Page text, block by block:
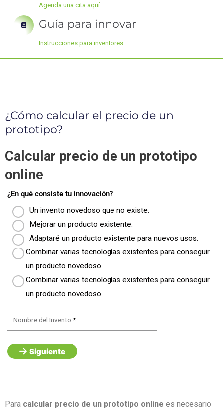
Agenda una cita aquí
Guía para innovar
Instrucciones para inventores
¿Cómo calcular el precio de un
prototipo?
Calcular precio de un prototipo
online
¿En qué consiste tu innovación?
Un invento novedoso que no existe.
Mejorar un producto existente.
Adaptaré un producto existente para nuevos usos.
Combinar varias tecnologías existentes para conseguir
un producto novedoso.
Combinar varias tecnologías existentes para conseguir
un producto novedoso.
Nombre del Invento
Siguiente
Para calcular precio de un prototipo online es necesario